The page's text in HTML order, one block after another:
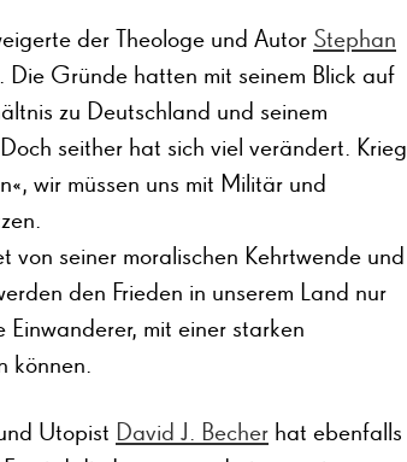
der Theologe und Autor Stephan
Die Gründe hatten mit seinem Blick auf
zu Deutschland und seinem
seither hat sich viel verändert. Krieg
wir müssen uns mit Militär und
seiner moralischen Kehrtwende und
den Frieden in unserem Land nur
Einwanderer, mit einer starken
können.
Utopist David J. Becher hat ebenfalls